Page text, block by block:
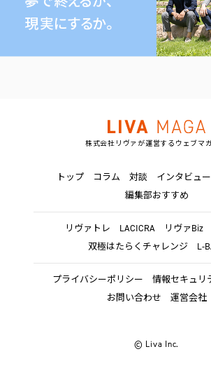
株式会社リヴァが運営するウェブマ
トップ コラム 対談 インタビュー
編集部おすすめ
リヴァトレ LACICRA リヴァBiz
双極はたらくチャレンジ
L-
プライバシーポリシー
情報セキュリ
お問い合わせ
運営会社
© Liva Inc.